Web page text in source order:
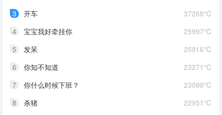
37268℃
3
开车
25997℃
4
宝宝我好牵挂你
25916℃
5
发呆
23271℃
6
你知不知道
23099℃
7
你什么时候下班？
22951℃
8
杀猪